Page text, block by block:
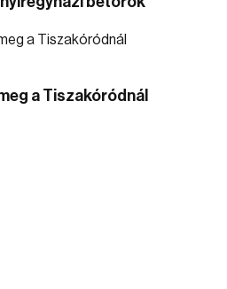
a Tiszakóródnál